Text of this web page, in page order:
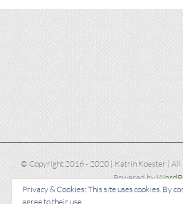
© Copyright 2016 - 2020 | Katrin Koester | All
Powered by
Privacy & Cookies: This site uses cookies. By
agree to their use.